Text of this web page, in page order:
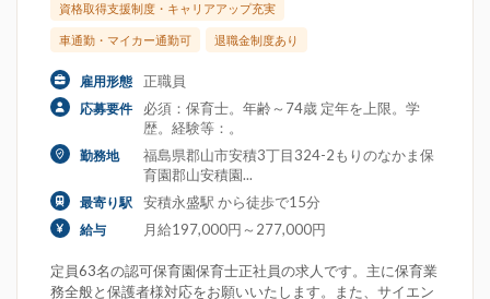
資格取得支援制度・キャリアアップ充実
車通勤・マイカー通勤可 退職金制度あり
雇用形態 正職員
応募要件
必須：保育士。年齢～74歳 定年を上限。学
歴。経験等：。
勤務地
福島県郡山市安積3丁目324-2もりのなかま保
育園郡山安積園...
最寄り駅 安積永盛駅 から徒歩で15分
給与 月給197,000円～277,000円
定員63名の認可保育園保育士正社員の求人です。主に保育業
務全般と保護者様対応をお願いいたします。また、サイエン